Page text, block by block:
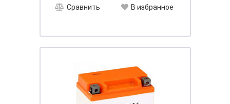
Сравнить В избранное